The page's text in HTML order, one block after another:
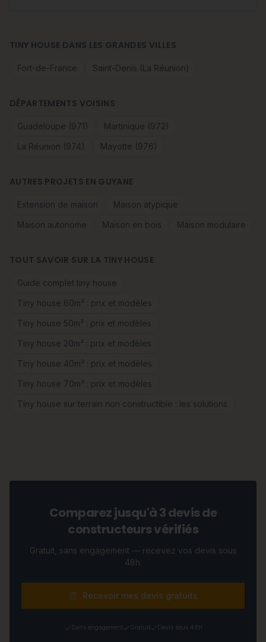
TINY HOUSE DANS LES GRANDES VILLES
Fort-de-France Saint-Denis (La Réunion)
DÉPARTEMENTS VOISINS
Guadeloupe (971)
Martinique (972)
La Réunion (974)
Mayotte (976)
AUTRES PROJETS EN GUYANE
Extension de maison
Maison atypique
Maison autonome
Maison en bois Maison modulaire
TOUT SAVOIR SUR LA TINY HOUSE
Guide complet tiny house
Tiny house 60m² : prix et modèles
Tiny house 50m² : prix et modèles
Tiny house 20m² : prix et modèles
Tiny house 40m² : prix et modèles
Tiny house 70m² : prix et modèles
Tiny house sur terrain non constructible : les solutions
Comparez jusqu'à 3 devis de
constructeurs vérifiés
Gratuit, sans engagement — recevez vos devis sous
48h.
Recevoir mes devis gratuits
Sans engagement Gratuit Devis sous 48h